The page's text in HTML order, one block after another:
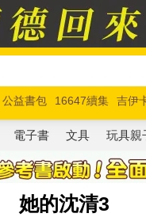
公益書包 16647續集 吉伊
玩具總動員5 超慢跑
電子書 文具 玩具親
她的沈清3